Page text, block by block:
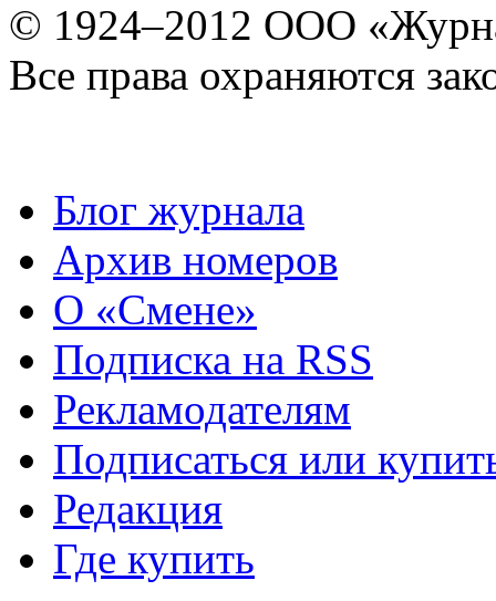
© 1924–2012 ООО
Все права охраняются
Блог журнала
Архив номеров
О «Смене»
Подписка на RSS
Рекламодателям
Подписаться или
Редакция
Где купить